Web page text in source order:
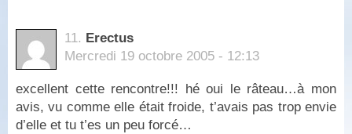
11. Erectus
Mercredi 19 octobre 2005 - 12:13
excellent cette rencontre!!! hé oui le râteau…à mon
avis, vu comme elle était froide, t’avais pas trop envie
d’elle et tu t’es un peu forcé…